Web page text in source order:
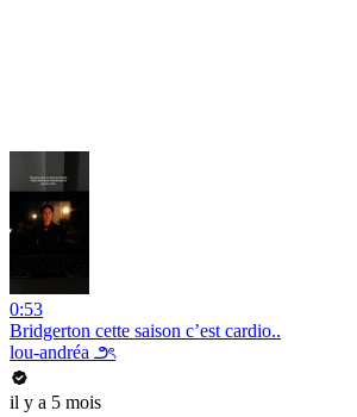
0:53
Bridgerton cette saison c’est cardio..
lou-andréa ౨ৎ
il y a 5 mois